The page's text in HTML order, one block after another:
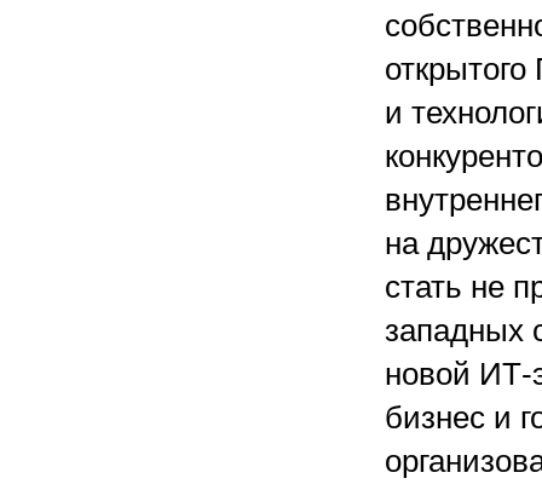
и
на
стать не
западных
новой ИТ-
бизнес и